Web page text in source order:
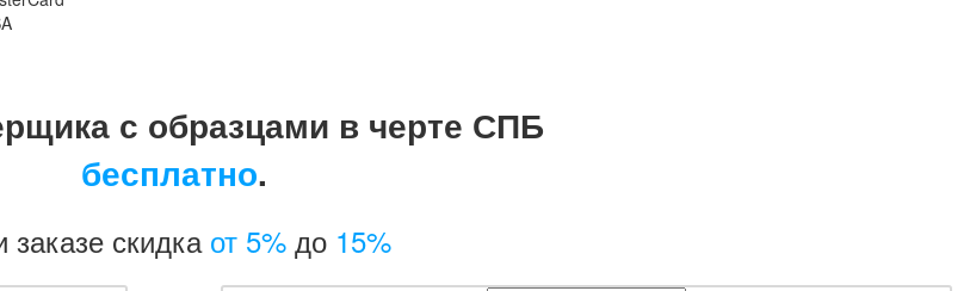
с образцами в черте СПБ
бесплатно.
заказе скидка от 5% до 15%